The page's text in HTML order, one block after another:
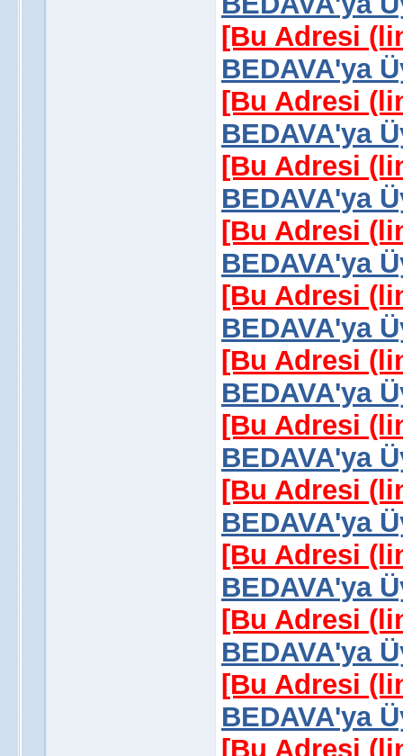
[Bu Adresi
BEDAVA'ya
[Bu Adresi
BEDAVA'ya
[Bu Adresi
BEDAVA'ya
[Bu Adresi
BEDAVA'ya
[Bu Adresi
BEDAVA'ya
[Bu Adresi
BEDAVA'ya
[Bu Adresi
BEDAVA'ya
[Bu Adresi
BEDAVA'ya
[Bu Adresi
BEDAVA'ya
[Bu Adresi
BEDAVA'ya
[Bu Adresi
BEDAVA'ya
[Bu Adresi